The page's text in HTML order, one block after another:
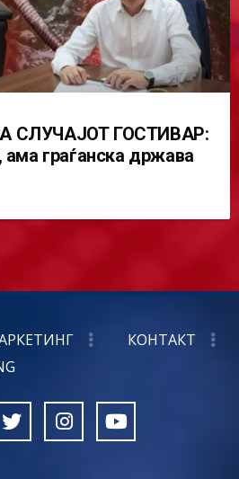
СЛУЧАЈОТ ГОСТИВАР:
ама граѓанска држава
КОНТАКТ